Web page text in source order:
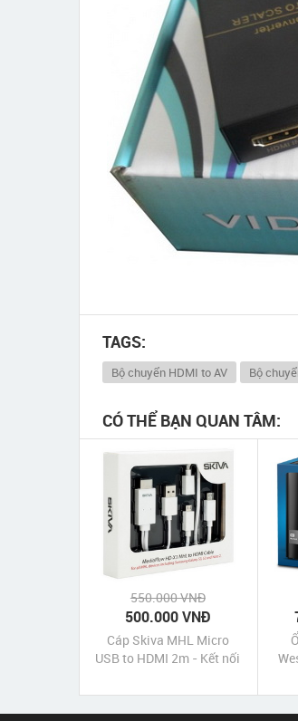
TAGS:
Bộ chuyển HDMI to AV Bộ
CÓ THỂ BẠN QUAN TÂM:
550.000 VNĐ
500.000 VNĐ
Cáp Skiva MHL Micro
USB to HDMI 2m - Kết nối
chiếu